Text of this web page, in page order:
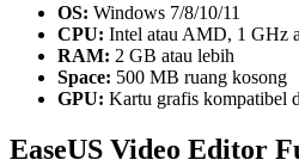
OS: Windows 7/8/10/11
CPU: Intel atau AMD, 1 GHz
RAM: 2 GB atau lebih
Space: 500 MB ruang kosong
GPU: Kartu grafis kompatibel
EaseUS Video Editor